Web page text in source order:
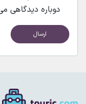
دوباره دیدگاهی